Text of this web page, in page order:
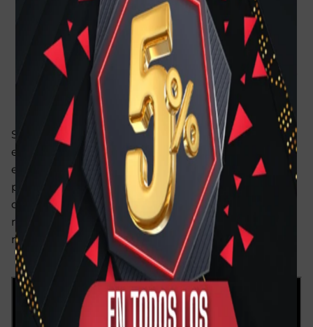
Más opciones de pago
Boquilla Alto
Originals Saxophone
- Smoky
Sumérgete en un sonido cálido y oscuroque
evoca el alma del jazz, ideal para quien busca el
estilo de Paul Desmond. Su
amplia cámara
produce una sonoridad profunda y rica, mientras
que el bafle curvo asegura una gran proyección
respuesta, permitiéndote pasar de un susurro a un
rugido con total facilidad.